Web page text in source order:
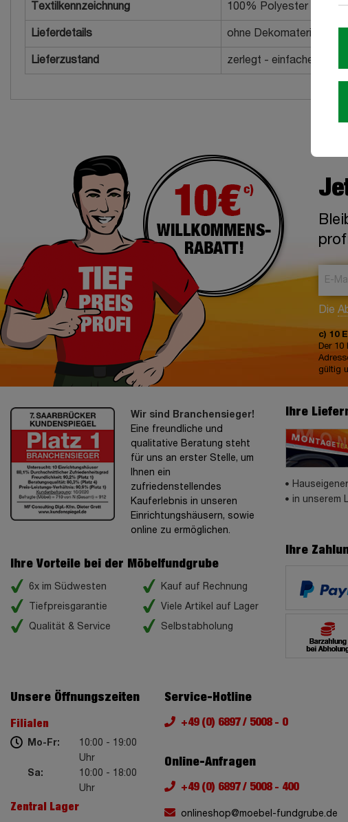
Textilkennzeichnung 100% Polyester
Lieferdetails ohne Dekomaterial
Lieferzustand zerlegt - einfache
Die
c) 10
Der
gültig
Wir sind Branchensieger!
Eine freundliche und
qualitative Beratung steht
für uns an erster Stelle, um
Ihnen ein
zufriedenstellendes
Kauferlebnis in unseren
Einrichtungshäusern, sowie
online zu ermöglichen.
Ihre Vorteile bei der Möbelfundgrube
6x im Südwesten
Tiefpreisgarantie
Qualität & Service
Kauf auf Rechnung
Viele Artikel auf Lager
Selbstabholung
Ihre
in unserem
Ihre
Unsere Öffnungszeiten
Filialen
Mo-Fr:
10:00 - 19:00
Uhr
Sa:
10:00 - 18:00
Uhr
Zentral Lager
Service-Hotline
+49 (0) 6897 / 5008 - 0
Online-Anfragen
+49 (0) 6897 / 5008 - 400
onlineshop@moebel-fundgrube.de